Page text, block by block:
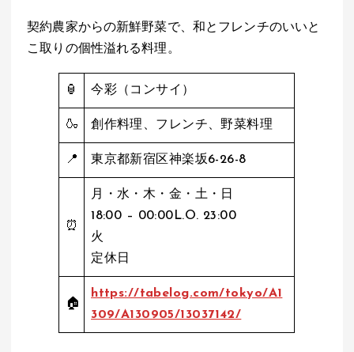
契約農家からの新鮮野菜で、和とフレンチのいいと
こ取りの個性溢れる料理。
🏮 今彩（コンサイ）
🍶 創作料理、フレンチ、野菜料理
📍 東京都新宿区神楽坂6-26-8
⏰
月・水・木・金・土・日
18:00 – 00:00L.O. 23:00
火
定休日
🏠
https://tabelog.com/tokyo/A1
309/A130905/13037142/